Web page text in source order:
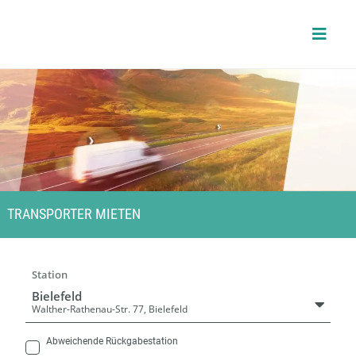
to
content
TRANSPORTER MIETEN
Station
Bielefeld
Walther-Rathenau-Str. 77, Bielefeld
Abweichende Rückgabestation